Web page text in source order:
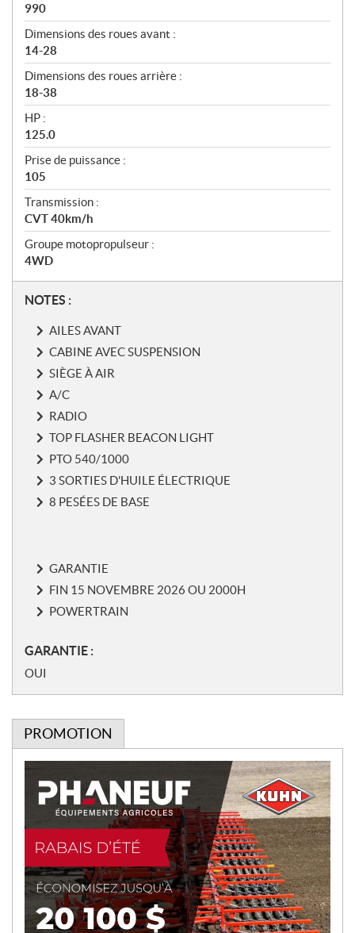
990
Dimensions des roues avant :
14-28
Dimensions des roues arrière :
18-38
HP :
125.0
Prise de puissance :
105
Transmission :
CVT 40km/h
Groupe motopropulseur :
4WD
N
NOTES :
AILES AVANT
CABINE AVEC SUSPENSION
SIÈGE À AIR
A/C
RADIO
TOP FLASHER BEACON LIGHT
PTO 540/1000
3 SORTIES D'HUILE ÉLECTRIQUE
8 PESÉES DE BASE
GARANTIE
FIN 15 NOVEMBRE 2026 OU 2000H
POWERTRAIN
GARANTIE :
OUI
PROMOTION
m
i
o